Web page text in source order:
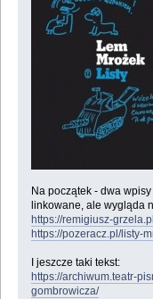
Na początek - dwa
linkowane, ale wygląda
https://remigiusz-
https://pozeracz.pl/listy-
I jeszcze taki tekst:
https://archiwum.teatr-
gombrowicza/